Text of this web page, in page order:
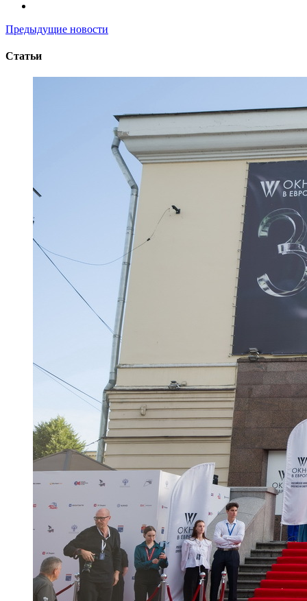
Предыдущие новости
Статьи